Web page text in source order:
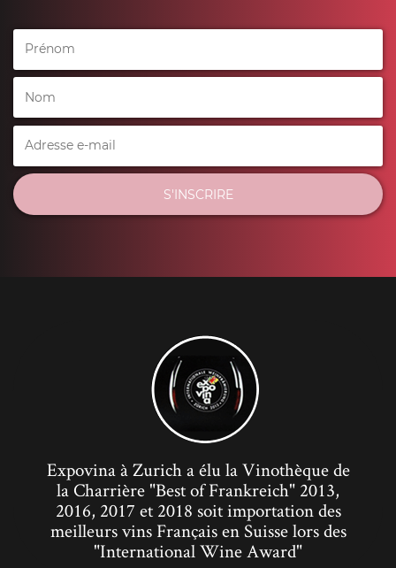
S'INSCRIRE
Expovina à Zurich a élu la Vinothèque de
la Charrière "Best of Frankreich" 2013,
2016, 2017 et 2018 soit importation des
meilleurs vins Français en Suisse lors des
"International Wine Award"